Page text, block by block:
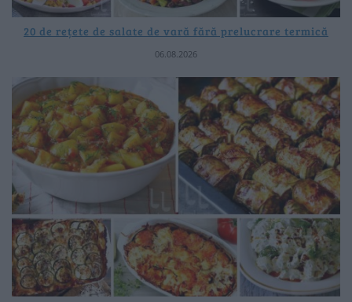
20 de rețete de salate de vară fără prelucrare termică
06.08.2026